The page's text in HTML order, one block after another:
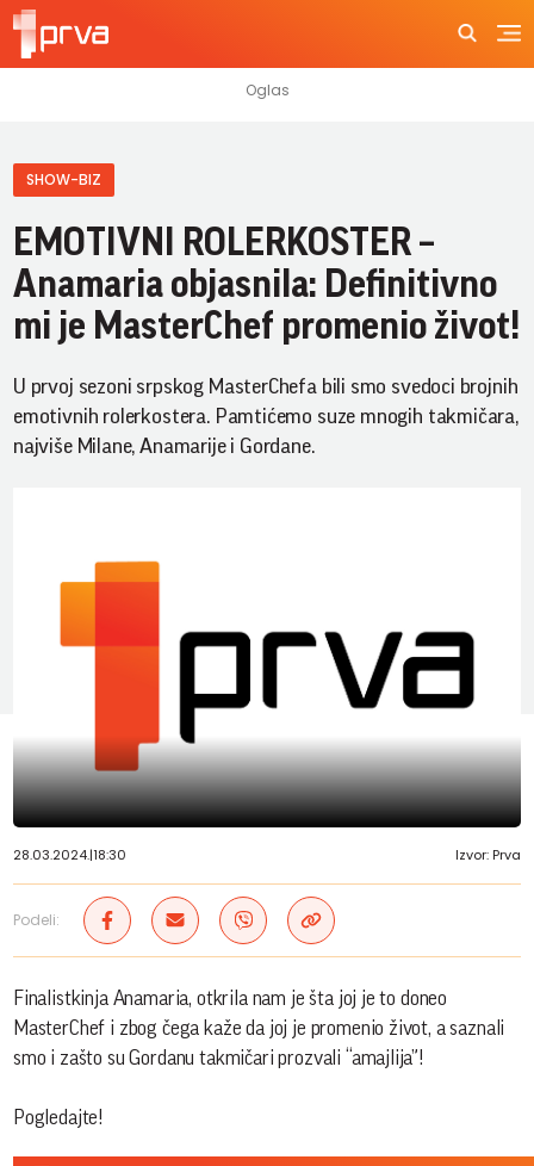
SHOW-BIZ
EMOTIVNI ROLERKOSTER –
Anamaria objasnila: Definitivno
mi je MasterChef promenio život!
U prvoj sezoni srpskog MasterChefa bili smo svedoci brojnih
emotivnih rolerkostera. Pamtićemo suze mnogih takmičara,
najviše Milane, Anamarije i Gordane.
28.03.2024.|18:30 Izvor: Prva
Podeli:
Finalistkinja Anamaria, otkrila nam je šta joj je to doneo
MasterChef i zbog čega kaže da joj je promenio život, a saznali
smo i zašto su Gordanu takmičari prozvali “amajlija”!
Pogledajte!